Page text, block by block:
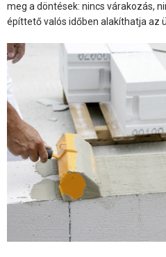
meg a döntések: nincs várakozás,
építtető valós időben alakíthatja az